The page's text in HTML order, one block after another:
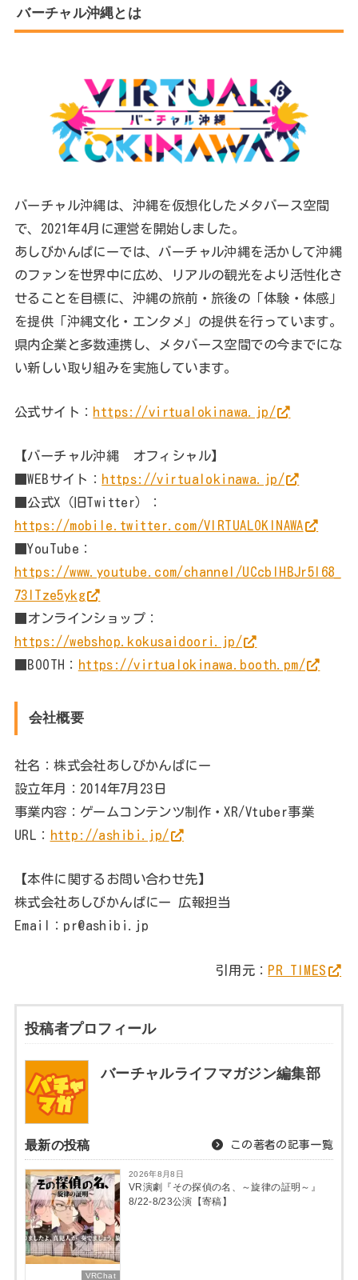
バーチャル沖縄とは
バーチャル沖縄は、沖縄を仮想化したメタバース空間
で、2021年4月に運営を開始しました。
あしびかんぱにーでは、バーチャル沖縄を活かして沖縄
のファンを世界中に広め、リアルの観光をより活性化さ
せることを目標に、沖縄の旅前・旅後の「体験・体感」
を提供「沖縄文化・エンタメ」の提供を行っています。
県内企業と多数連携し、メタバース空間での今までにな
い新しい取り組みを実施しています。
公式サイト： https://virtualokinawa.jp/
【バーチャル沖縄 オフィシャル】
■WEBサイト： https://virtualokinawa.jp/
■公式X（旧Twitter）：
https://mobile.twitter.com/VIRTUALOKINAWA
■YouTube：
https://www.youtube.com/channel/UCcbIHBJr5l68_
73lTze5ykg
■オンラインショップ：
https://webshop.kokusaidoori.jp/
■BOOTH： https://virtualokinawa.booth.pm/
会社概要
社名：株式会社あしびかんぱにー
設立年月：2014年7月23日
事業内容：ゲームコンテンツ制作・XR/Vtuber事業
URL： http://ashibi.jp/
【本件に関するお問い合わせ先】
株式会社あしびかんぱにー 広報担当
Email：pr@ashibi.jp
引用元： PR TIMES
投稿者プロフィール
バーチャルライフマガジン編集部
最新の投稿 この著者の記事一覧
VRChat
2026年8月8日
VR演劇『その探偵の名、～旋律の証明～』
8/22-8/23公演【寄稿】